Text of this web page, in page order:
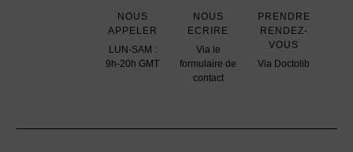
NOUS
APPELER
LUN-SAM :
9h-20h GMT
NOUS
ECRIRE
Via le
formulaire de
contact
PRENDRE
RENDEZ-
VOUS
Via Doctolib